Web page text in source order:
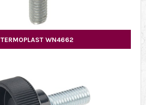
TERMOPLAST WN4662